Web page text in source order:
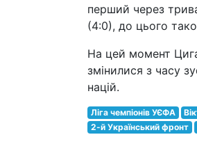
перший через
(4:0), до цього
На цей момент
змінилися з часу
націй.
Ліга чемпіонів УЄФА
2-й Український фронт